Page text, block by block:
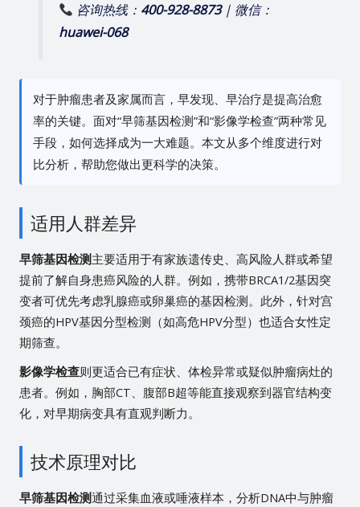
咨询热线： 400-928-8873| 微信：
huawei-068
对于肿瘤患者及家属而言，早发现、早治疗是提高治愈
率的关键。面对“早筛基因检测”和“影像学检查”两种常见
手段，如何选择成为一大难题。本文从多个维度进行对
比分析，帮助您做出更科学的决策。
适用人群差异
早筛基因检测主要适用于有家族遗传史、高风险人群或希望
提前了解自身患癌风险的人群。例如，携带BRCA1/2基因突
变者可优先考虑乳腺癌或卵巢癌的基因检测。此外，针对宫
颈癌的HPV基因分型检测（如高危HPV分型）也适合女性定
期筛查。
影像学检查则更适合已有症状、体检异常或疑似肿瘤病灶的
患者。例如，胸部CT、腹部B超等能直接观察到器官结构变
化，对早期病变具有直观判断力。
技术原理对比
早筛基因检测通过采集血液或唾液样本，分析DNA中与肿瘤